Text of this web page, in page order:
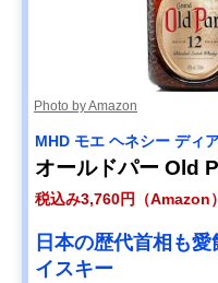
Photo by Amazon
MHD モエ ヘネシー ディ
オールドパー Old
税込み3,760円（Amazon）
日本の歴代首相も
イスキー